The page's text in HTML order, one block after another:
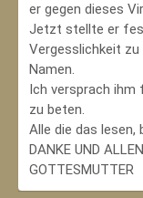
er gegen dieses
Jetzt stellte er
Vergesslichkeit
Namen.
Ich versprach ihm
zu beten.
Alle die das
DANKE UND
GOTTESMUTTER